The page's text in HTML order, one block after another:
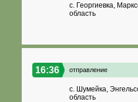
с. Георгиевка,
область
16:36 отправление
с. Шумейка,
область